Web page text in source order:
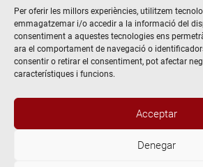
Per oferir les millors experiències, utilitzem
emmagatzemar i/o accedir a la informació del
consentiment a aquestes tecnologies ens
ara el comportament de navegació o
consentir o retirar el consentiment, pot afectar
característiques i funcions.
Acceptar
Denegar
@2026 Escola de teatre El Timbal. Tots